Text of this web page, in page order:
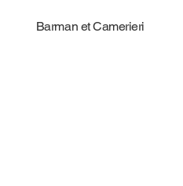
Barman et Camerieri